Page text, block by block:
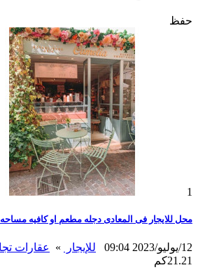
حفظ
1
محل للايجار فى المعادى دجله مطعم او كافيه مساحه ٢٥ م داخلى و ١٥م خارجى
12/يوليو/2023 09:04 للإيجار » عقارات
21.21كم